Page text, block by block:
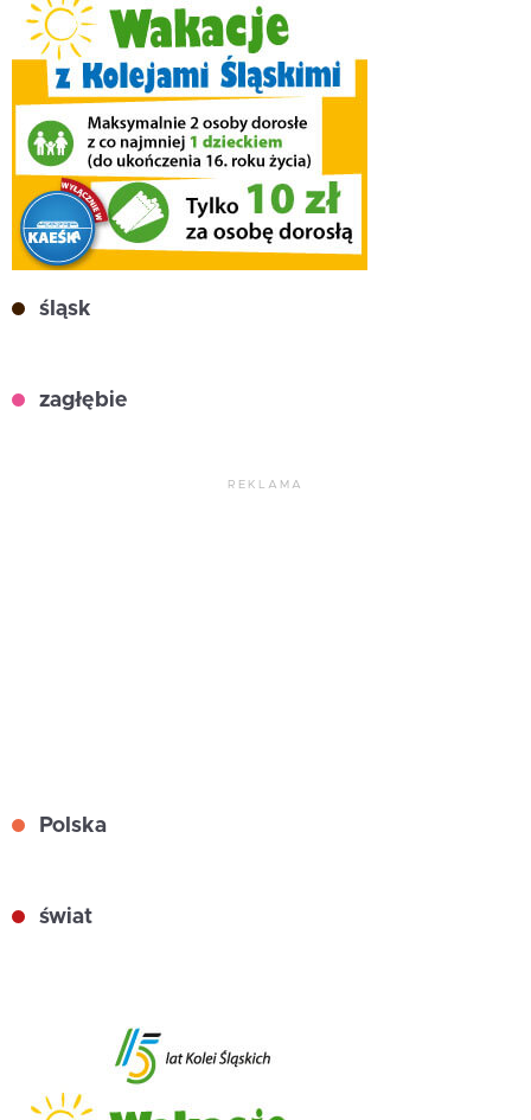
śląsk
zagłębie
REKLAMA
Polska
świat